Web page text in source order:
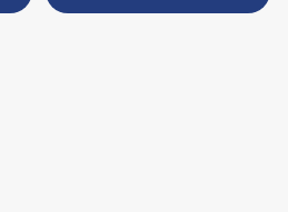
CONFITURES PATOUILLIS